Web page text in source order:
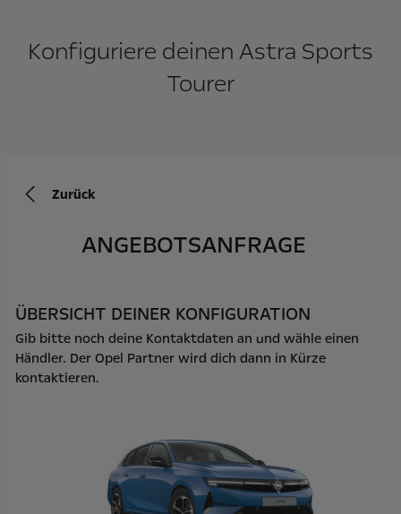
Konfiguriere deinen Astra Sports
Tourer
Zurück
ANGEBOTSANFRAGE
ÜBERSICHT DEINER KONFIGURATION
Gib bitte noch deine Kontaktdaten an und wähle einen
Händler. Der Opel Partner wird dich dann in Kürze
kontaktieren.